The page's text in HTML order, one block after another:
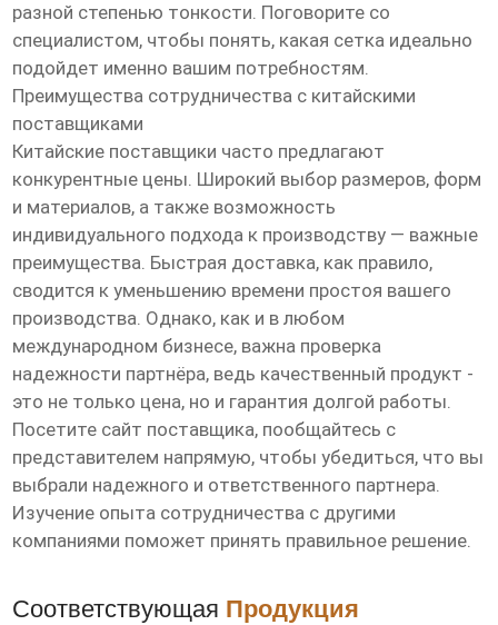
разной степенью тонкости. Поговорите со
специалистом, чтобы понять, какая сетка идеально
подойдет именно вашим потребностям.
Преимущества сотрудничества с китайскими
поставщиками
Китайские поставщики часто предлагают
конкурентные цены. Широкий выбор размеров, форм
и материалов, а также возможность
индивидуального подхода к производству — важные
преимущества. Быстрая доставка, как правило,
сводится к уменьшению времени простоя вашего
производства. Однако, как и в любом
международном бизнесе, важна проверка
надежности партнёра, ведь качественный продукт -
это не только цена, но и гарантия долгой работы.
Посетите сайт поставщика, пообщайтесь с
представителем напрямую, чтобы убедиться, что вы
выбрали надежного и ответственного партнера.
Изучение опыта сотрудничества с другими
компаниями поможет принять правильное решение.
Соответствующая Продукция